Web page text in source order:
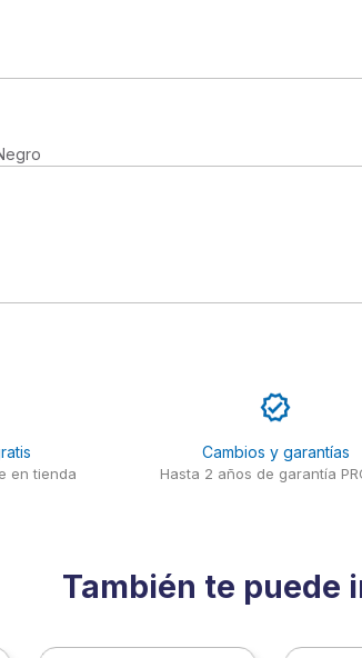
en tienda
Cambios y garantías
Hasta 2 años de garantía
También te puede